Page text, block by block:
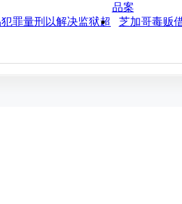
品案
罪量刑以解决监狱超
芝加哥毒贩